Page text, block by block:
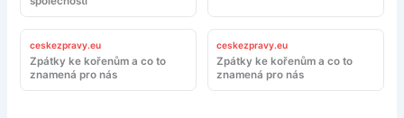
ceskezpravy.eu
Zpátky ke kořenům a co to
znamená pro nás
ceskezpravy.eu
Zpátky ke kořenům a co to
znamená pro nás